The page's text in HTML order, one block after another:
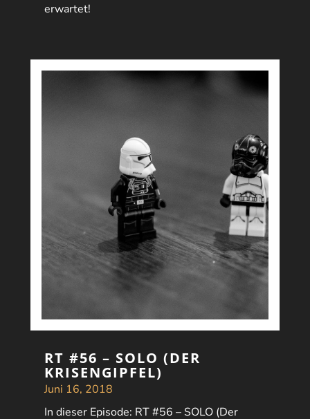
erwartet!
RT #56 – SOLO (DER
KRISENGIPFEL)
Juni 16, 2018
In dieser Episode: RT #56 – SOLO (Der